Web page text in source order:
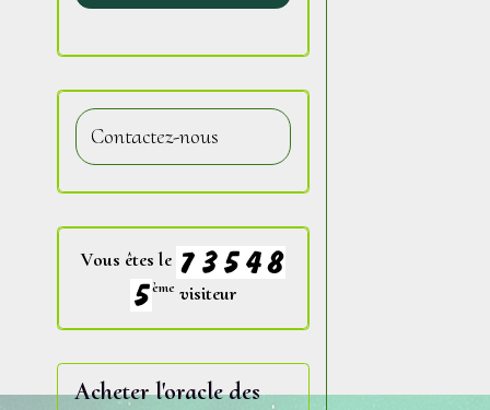
Contactez-nous
Vous êtes le
ème visiteur
Acheter l'oracle des